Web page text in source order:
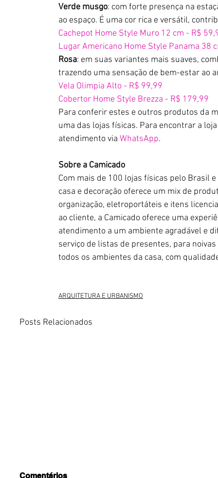
Verde musgo: com forte presença na
ao espaço. É uma cor rica e versátil,
Cachepot Home Style Muro 12 cm - R$
Lugar Americano Home Style Panama 38
Rosa: em suas variantes mais suaves,
trazendo uma sensação de bem-estar ao
Vela Olimpia Alto - R$ 99,99
Cobertor Home Style Brezza - R$ 179,99
Para conferir estes e outros produtos da
uma das lojas físicas. Para encontrar a
atendimento via WhatsApp.
Sobre a Camicado
Com mais de 100 lojas físicas pelo Brasil
casa e decoração oferece um mix de
organização, eletroportáteis e itens
ao cliente, a Camicado oferece uma
atendimento a um ambiente agradável e
serviço de listas de presentes, para
todos os ambientes da casa, com
ARQUITETURA E URBANISMO
Posts Relacionados
Comentários